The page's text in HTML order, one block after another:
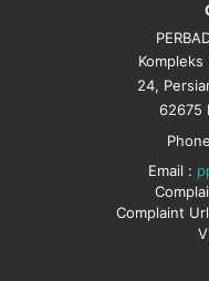
Kompleks
24,
62675
Email :
Complaint